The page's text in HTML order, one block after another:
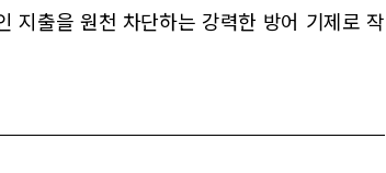
지출을 원천 차단하는 강력한 방어 기제로 작